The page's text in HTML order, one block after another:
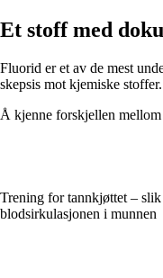
Et stoff med
Fluorid er et av de mest
skepsis mot kjemiske stoffer.
Å kjenne forskjellen
Trening for tannkjøttet –
blodsirkulasjonen i munnen